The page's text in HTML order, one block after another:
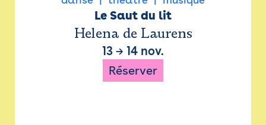
Le Saut du lit
Helena de Laurens
13 → 14 nov.
Réserver